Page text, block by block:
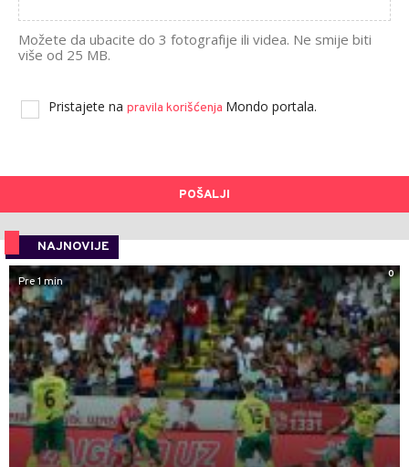
Možete da ubacite do 3 fotografije ili videa. Ne smije biti
više od 25 MB.
Pristajete na pravila korišćenja Mondo portala.
POŠALJI
NAJNOVIJE
0
Pre 1 min